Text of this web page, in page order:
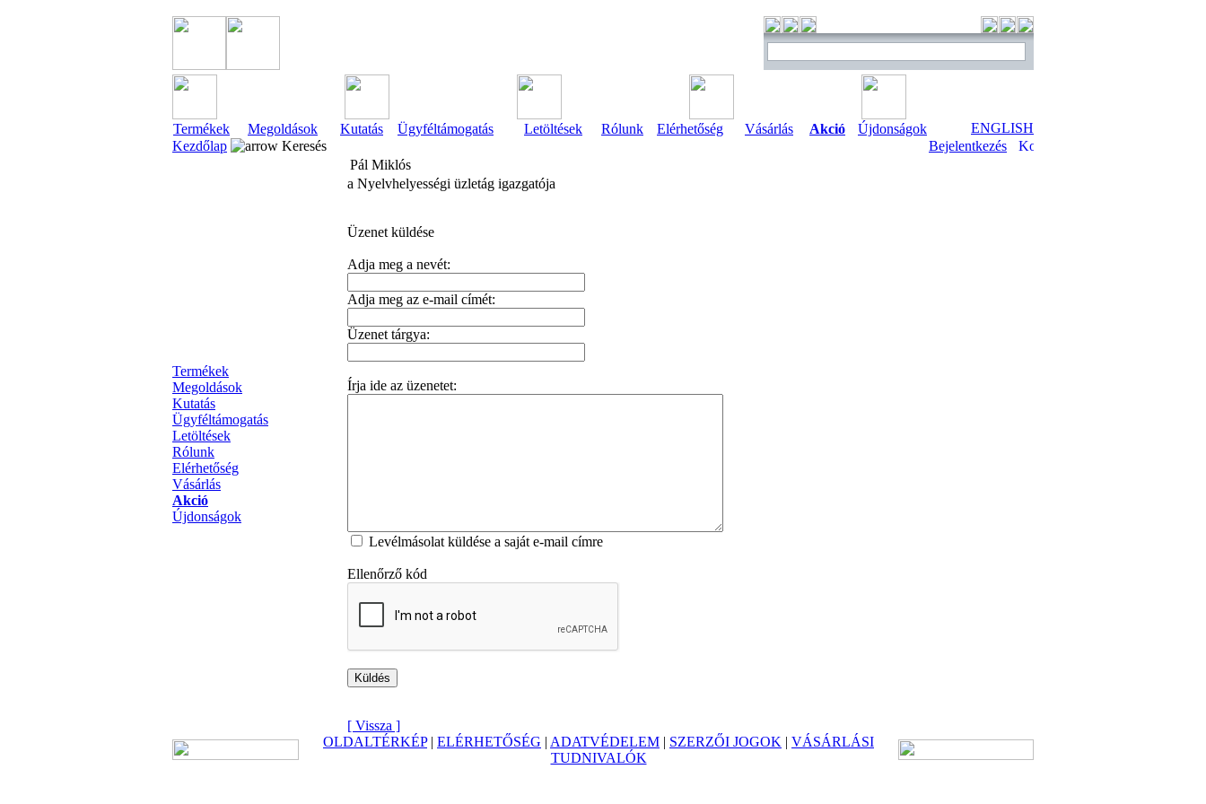
Termékek Megoldások Kutatás Ügyféltámogatás Letöltések Rólunk Elérhetőség Vásárlás Akció Újdonságok
ENGLISH
Kezdőlap
Keresés Bejelentkezés
Termékek
Megoldások
Kutatás
Ügyféltámogatás
Letöltések
Rólunk
Elérhetőség
Vásárlás
Akció
Újdonságok
Pál Miklós
a Nyelvhelyességi üzletág igazgatója
Üzenet küldése
Adja meg a nevét:
Adja meg az e-mail címét:
Üzenet tárgya:
Írja ide az üzenetet:
Levélmásolat küldése a saját e-mail címre
Ellenőrző kód
[ Vissza ]
OLDALTÉRKÉP| ELÉRHETŐSÉG | ADATVÉDELEM | SZERZŐI JOGOK | VÁSÁRLÁSI
TUDNIVALÓK